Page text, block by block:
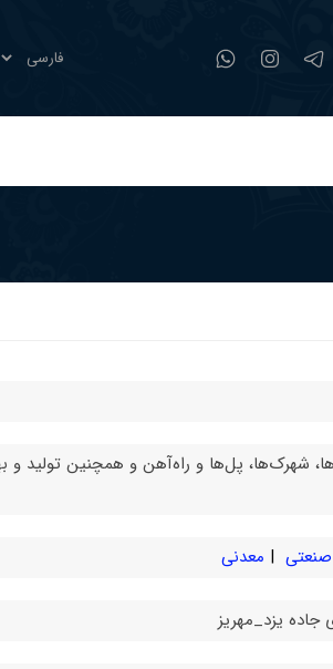
شهرک‌ها، پل‌ها و راه‌آهن و همچنین تولید و
صنعتی معدنی